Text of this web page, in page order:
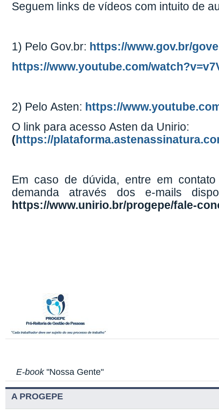
Seguem links de vídeos com intuito de
1) Pelo Gov.br: https://www.gov.br/
https://www.youtube.com/
2) Pelo Asten: https://
O link para acesso Asten da Unirio:
(https://
Em caso de dúvida, entre em
demanda através dos e-mails
https://www.unirio.br/progepe/fale-
E-book"Nossa Gente"
A PROGEPE